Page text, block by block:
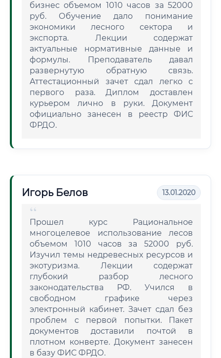
бизнес объемом 1010 часов за 52000
руб. Обучение дало понимание
экономики лесного сектора и
экспорта. Лекции содержат
актуальные нормативные данные и
формулы. Преподаватель давал
развернутую обратную связь.
Аттестационный зачет сдал легко с
первого раза. Диплом доставлен
курьером лично в руки. Документ
официально занесен в реестр ФИС
ФРДО.
Игорь Белов 13.01.2020
Прошел курс Рациональное
многоцелевое использование лесов
объемом 1010 часов за 52000 руб.
Изучил темы недревесных ресурсов и
экотуризма. Лекции содержат
глубокий разбор лесного
законодательства РФ. Учился в
свободном графике через
электронный кабинет. Зачет сдал без
проблем с первой попытки. Пакет
документов доставили почтой в
плотном конверте. Документ занесен
в базу ФИС ФРДО.